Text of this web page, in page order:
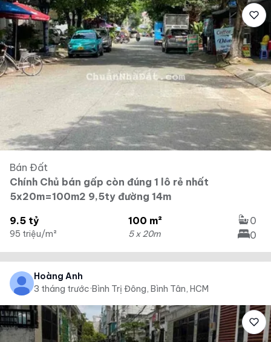
Bán Đất
Chính Chủ bán gấp còn đúng 1 lô rẻ nhất
5x20m=100m2 9,5ty đường 14m
9.5 tỷ
95 triệu/m²
100 m²
5 x 20m
0
0
Hoàng Anh
3 tháng trước·Bình Trị Đông, Bình Tân, HCM